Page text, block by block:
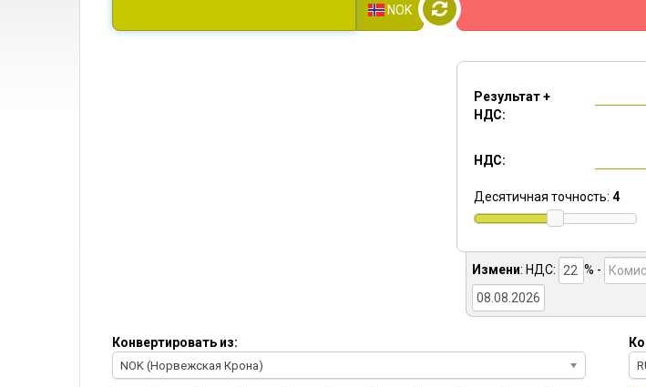
NOK
Результат +
НДС:
НДС:
Десятичная точность: 4
Измени: НДС: % -
Конвертировать из:
NOK (Норвежская Крона)